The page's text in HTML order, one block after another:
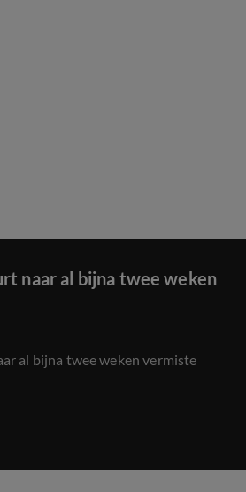
naar al bijna twee weken
al bijna twee weken vermiste